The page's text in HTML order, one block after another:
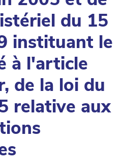
du 15
instituant le
à l'article
de la loi du
relative aux